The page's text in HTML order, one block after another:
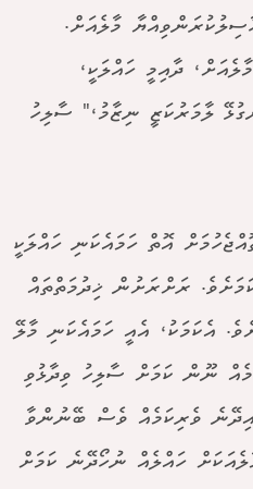
މާލެއަށް.
ދާއިމީ ހައްލަކީ،
ލާމަރުކަޒީ ނިޒާމު،" ސާލިހު
އޮތް ހަމައެކަނި ހައްލަކީ
ރަށްރަށުން ޚިދުމަތްތައް
އެކަމަކު، އެއީ ހަމައެކަނި މާލޭ
ނޫން ކަމަށް ސާލިހު ވިދާޅުވި
ވެރިކަމެއް ވެސް ބޭނުންވާ
ހައްލެއް ނުހޯދޭނެ ކަމަށް